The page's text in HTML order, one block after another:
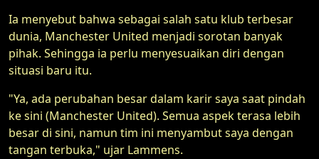
Ia menyebut bahwa sebagai salah satu klub terbesar
dunia, Manchester United menjadi sorotan banyak
pihak. Sehingga ia perlu menyesuaikan diri dengan
situasi baru itu.
"Ya, ada perubahan besar dalam karir saya saat pindah
ke sini (Manchester United). Semua aspek terasa lebih
besar di sini, namun tim ini menyambut saya dengan
tangan terbuka," ujar Lammens.